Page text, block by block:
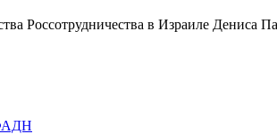
Россотрудничества в Израиле Дениса